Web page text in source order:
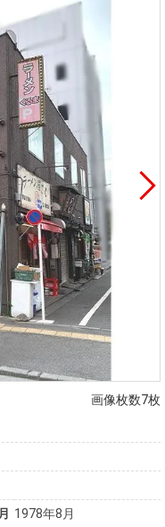
画像枚数7枚
1978年8月